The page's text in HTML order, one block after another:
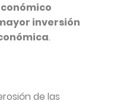
inversión
.
de las